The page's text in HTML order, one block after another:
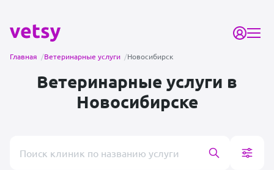
Главная /Ветеринарные услуги /Новосибирск
Ветеринарные услуги в
Новосибирске